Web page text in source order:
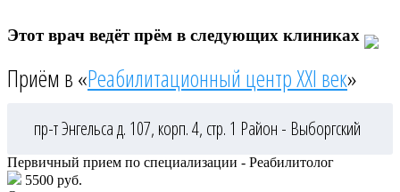
Этот врач ведёт прём в следующих клиниках
Приём в «Реабилитационный центр XXI век»
пр-т Энгельса д. 107, корп. 4, стр. 1 Район - Выборгский
Первичный прием по специализации - Реабилитолог
5500 руб.